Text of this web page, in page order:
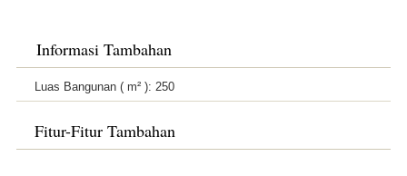
Informasi Tambahan
Luas Bangunan ( m² ): 250
Fitur-Fitur Tambahan